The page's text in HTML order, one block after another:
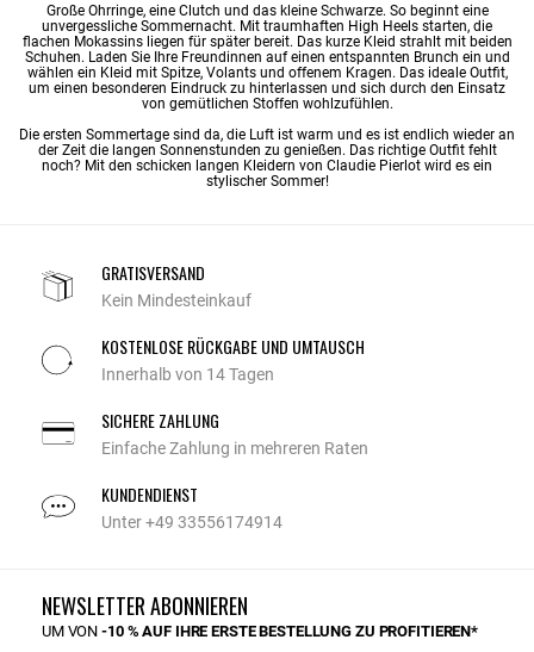
Große Ohrringe, eine Clutch und das kleine Schwarze. So beginnt eine
unvergessliche Sommernacht. Mit traumhaften High Heels starten, die
flachen Mokassins liegen für später bereit. Das kurze Kleid strahlt mit beiden
Schuhen. Laden Sie Ihre Freundinnen auf einen entspannten Brunch ein und
wählen ein Kleid mit Spitze, Volants und offenem Kragen. Das ideale Outfit,
um einen besonderen Eindruck zu hinterlassen und sich durch den Einsatz
von gemütlichen Stoffen wohlzufühlen.
Die ersten Sommertage sind da, die Luft ist warm und es ist endlich wieder an
der Zeit die langen Sonnenstunden zu genießen. Das richtige Outfit fehlt
noch? Mit den schicken langen Kleidern von Claudie Pierlot wird es ein
stylischer Sommer!
GRATISVERSAND
Kein Mindesteinkauf
KOSTENLOSE RÜCKGABE UND UMTAUSCH
Innerhalb von 14 Tagen
SICHERE ZAHLUNG
Einfache Zahlung in mehreren Raten
KUNDENDIENST
Unter +49 33556174914
NEWSLETTER ABONNIEREN
UM VON-10 % AUF IHRE ERSTE BESTELLUNG ZU PROFITIEREN*